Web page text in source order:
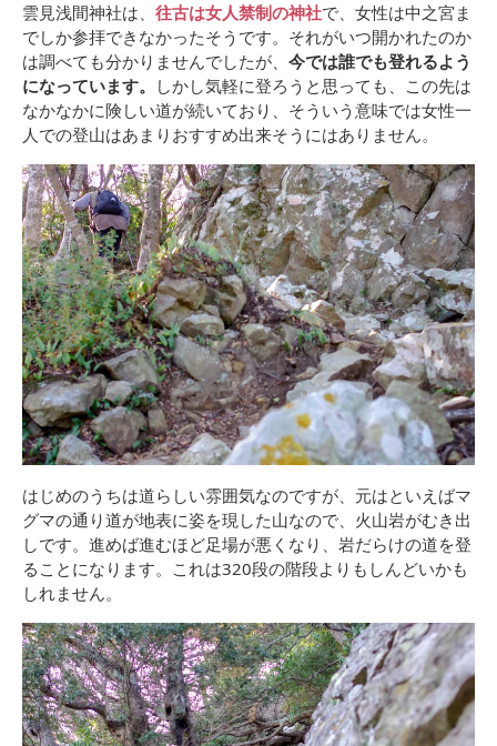
雲見浅間神社は、 往古は女人禁制の神社で、女性は中之宮ま
でしか参拝できなかったそうです。それがいつ開かれたのか
は調べても分かりませんでしたが、 今では誰でも登れるよう
になっています。 しかし気軽に登ろうと思っても、この先は
なかなかに険しい道が続いており、そういう意味では女性一
人での登山はあまりおすすめ出来そうにはありません。
はじめのうちは道らしい雰囲気なのですが、元はといえばマ
グマの通り道が地表に姿を現した山なので、火山岩がむき出
しです。進めば進むほど足場が悪くなり、岩だらけの道を登
ることになります。これは320段の階段よりもしんどいかも
しれません。